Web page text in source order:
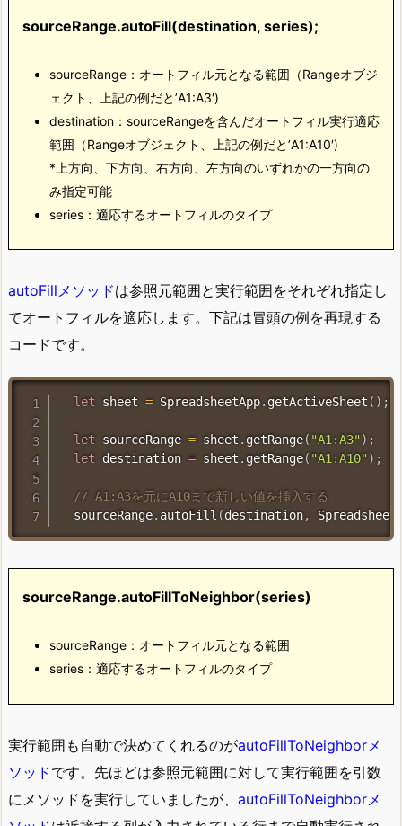
sourceRange.autoFill(destination, series);
sourceRange：オートフィル元となる範囲（Rangeオブジ
ェクト、上記の例だと’A1:A3′)
destination：sourceRangeを含んだオートフィル実行適応
範囲（Rangeオブジェクト、上記の例だと’A1:A10′)
*上方向、下方向、右方向、左方向のいずれかの一方向の
み指定可能
series：適応するオートフィルのタイプ
autoFillメソッドは参照元範囲と実行範囲をそれぞれ指定し
てオートフィルを適応します。下記は冒頭の例を再現する
コードです。
let sheet = SpreadsheetApp. getActiveSheet ( ) ;
let sourceRange = sheet . getRange( "A1:A3") ;
let destination = sheet . getRange( "A1:A10") ;
// A1:A3を元にA10まで新しい値を挿入する
  sourceRange
. autoFill (destination,
sourceRange.autoFillToNeighbor(series)
sourceRange：オートフィル元となる範囲
series：適応するオートフィルのタイプ
実行範囲も自動で決めてくれるのがautoFillToNeighborメ
ソッドです。先ほどは参照元範囲に対して実行範囲を引数
にメソッドを実行していましたが、 autoFillToNeighborメ